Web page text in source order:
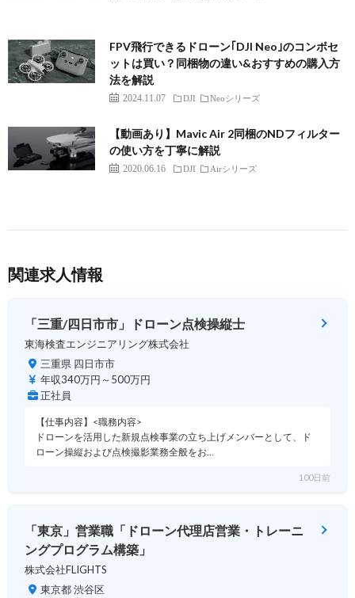
FPV飛行できるドローン｢DJI Neo｣のコンボセ
ットは買い？同梱物の違い&おすすめの購入方
法を解説
2024.11.07 DJI Neoシリーズ
【動画あり】Mavic Air 2同梱のNDフィルター
の使い方を丁寧に解説
2020.06.16 DJI Airシリーズ
関連求人情報
「三重/四日市市」ドローン点検操縦士
東海検査エンジニアリング株式会社
三重県 四日市市
年収340万円～500万円
正社員
【仕事内容】<職務内容>
ドローンを活用した新規点検事業の立ち上げメンバーとして、ド
ローン操縦および点検撮影業務全般をお…
100日前
「東京」営業職「ドローン代理店営業・トレーニ
ングプログラム構築」
株式会社FLIGHTS
東京都 渋谷区